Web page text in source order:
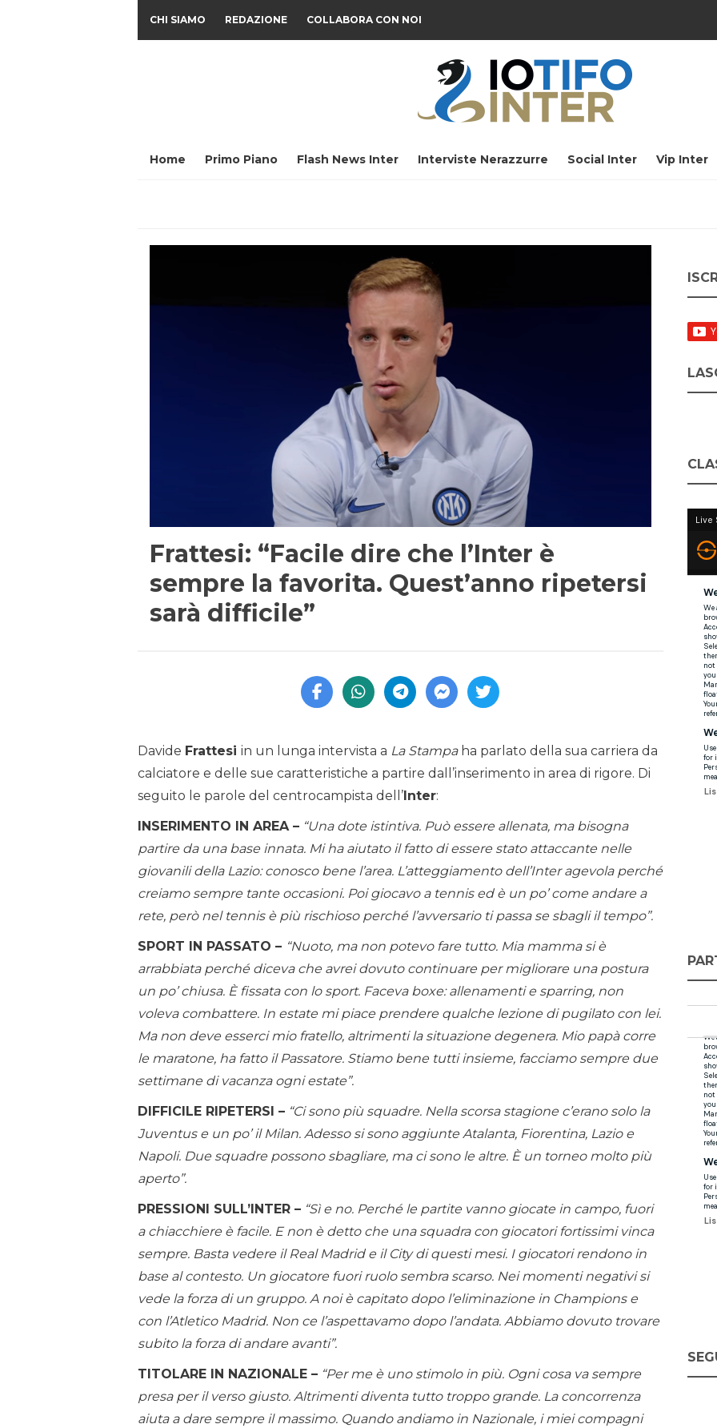
CHI SIAMO REDAZIONE COLLABORA CON NOI
Home Primo Piano Flash News Inter Interviste Nerazzurre Social Inter Vip Inter
Frattesi: “Facile dire che l’Inter è
sempre la favorita. Quest’anno ripetersi
sarà difficile”
Davide Frattesi in un lunga intervista a La Stampaha parlato della sua carriera da
calciatore e delle sue caratteristiche a partire dall’inserimento in area di rigore. Di
seguito le parole del centrocampista dell’ Inter:
INSERIMENTO IN AREA – “Una dote istintiva. Può essere allenata, ma bisogna
partire da una base innata. Mi ha aiutato il fatto di essere stato attaccante nelle
giovanili della Lazio: conosco bene l’area. L’atteggiamento dell’Inter agevola perché
creiamo sempre tante occasioni. Poi giocavo a tennis ed è un po’ come andare a
rete, però nel tennis è più rischioso perché l’avversario ti passa se sbagli il tempo”.
SPORT IN PASSATO – “Nuoto, ma non potevo fare tutto. Mia mamma si è
arrabbiata perché diceva che avrei dovuto continuare per migliorare una postura
un po’ chiusa. È fissata con lo sport. Faceva boxe: allenamenti e sparring, non
voleva combattere. In estate mi piace prendere qualche lezione di pugilato con lei.
Ma non deve esserci mio fratello, altrimenti la situazione degenera. Mio papà corre
le maratone, ha fatto il Passatore. Stiamo bene tutti insieme, facciamo sempre due
settimane di vacanza ogni estate”.
DIFFICILE RIPETERSI – “Ci sono più squadre. Nella scorsa stagione c’erano solo la
Juventus e un po’ il Milan. Adesso si sono aggiunte Atalanta, Fiorentina, Lazio e
Napoli. Due squadre possono sbagliare, ma ci sono le altre. È un torneo molto più
aperto”.
PRESSIONI SULL’INTER – “Sì e no. Perché le partite vanno giocate in campo, fuori
a chiacchiere è facile. E non è detto che una squadra con giocatori fortissimi vinca
sempre. Basta vedere il Real Madrid e il City di questi mesi. I giocatori rendono in
base al contesto. Un giocatore fuori ruolo sembra scarso. Nei momenti negativi si
vede la forza di un gruppo. A noi è capitato dopo l’eliminazione in Champions e
con l’Atletico Madrid. Non ce l’aspettavamo dopo l’andata. Abbiamo dovuto trovare
subito la forza di andare avanti”.
TITOLARE IN NAZIONALE – “Per me è uno stimolo in più. Ogni cosa va sempre
presa per il verso giusto. Altrimenti diventa tutto troppo grande. La concorrenza
aiuta a dare sempre il massimo. Quando andiamo in Nazionale, i miei compagni